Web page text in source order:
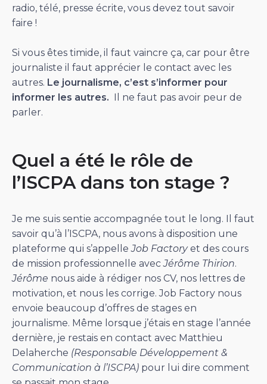
radio, télé, presse écrite, vous devez tout savoir
faire !
Si vous êtes timide, il faut vaincre ça, car pour être
journaliste il faut apprécier le contact avec les
autres. Le journalisme, c’est s’informer pour
informer les autres. Il ne faut pas avoir peur de
parler.
Quel a été le rôle de
l’ISCPA dans ton stage ?
Je me suis sentie accompagnée tout le long. Il faut
savoir qu’à l’ISCPA, nous avons à disposition une
plateforme qui s’appelleJob Factoryet des cours
de mission professionnelle avecJérôme Thirion.
Jérôme nous aide à rédiger nos CV, nos lettres de
motivation, et nous les corrige. Job Factory nous
envoie beaucoup d’offres de stages en
journalisme. Même lorsque j’étais en stage l’année
dernière, je restais en contact avec Matthieu
Delaherche (Responsable Développement &
Communication à l’ISCPA) pour lui dire comment